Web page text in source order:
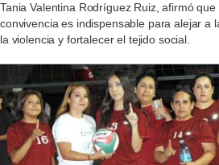
Tania Valentina Rodríguez Ruiz, afirmó
convivencia es indispensable para alejar a
la violencia y fortalecer el tejido social.